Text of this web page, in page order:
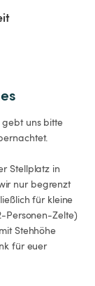
uns bitte
Stellplatz in
nur begrenzt
für kleine
Personen-Zelte)
Stehhöhe
für euer